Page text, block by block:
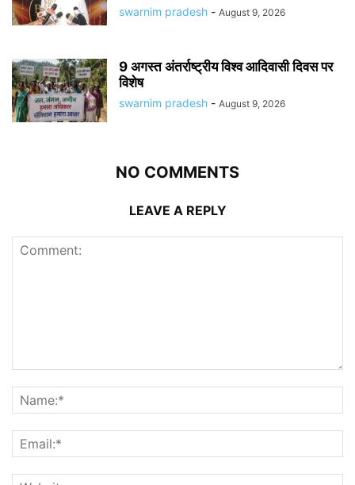
swarnim pradesh - August 9, 2026
9 अगस्त अंतर्राष्ट्रीय विश्व आदिवासी दिवस पर
विशेष
swarnim pradesh - August 9, 2026
NO COMMENTS
LEAVE A REPLY